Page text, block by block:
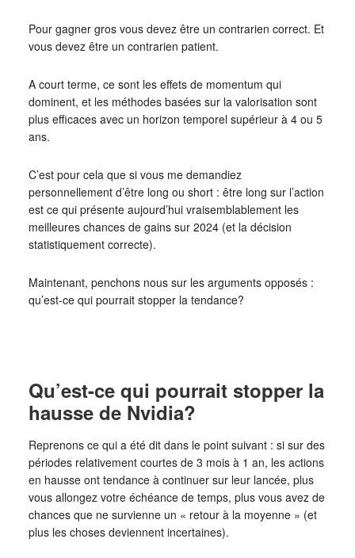
Pour gagner gros vous devez être un contrarien correct. Et
vous devez être un contrarien patient.
A court terme, ce sont les effets de momentum qui
dominent, et les méthodes basées sur la valorisation sont
plus efficaces avec un horizon temporel supérieur à 4 ou 5
ans.
C’est pour cela que si vous me demandiez
personnellement d’être long ou short : être long sur l’action
est ce qui présente aujourd’hui vraisemblablement les
meilleures chances de gains sur 2024 (et la décision
statistiquement correcte).
Maintenant, penchons nous sur les arguments opposés :
qu’est-ce qui pourrait stopper la tendance?
Qu’est-ce qui pourrait stopper la
hausse de Nvidia?
Reprenons ce qui a été dit dans le point suivant : si sur des
périodes relativement courtes de 3 mois à 1 an, les actions
en hausse ont tendance à continuer sur leur lancée, plus
vous allongez votre échéance de temps, plus vous avez de
chances que ne survienne un « retour à la moyenne » (et
plus les choses deviennent incertaines).